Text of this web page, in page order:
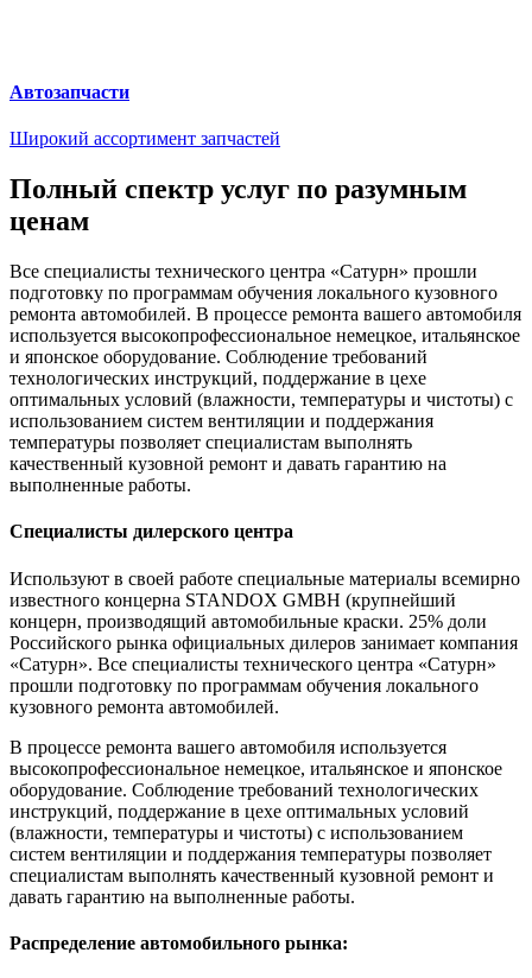
Автозапчасти
Широкий ассортимент запчастей
Полный спектр услуг по разумным
ценам
Все специалисты технического центра «Сатурн» прошли
подготовку по программам обучения локального кузовного
ремонта автомобилей. В процессе ремонта вашего автомобиля
используется высокопрофессиональное немецкое, итальянское
и японское оборудование. Соблюдение требований
технологических инструкций, поддержание в цехе
оптимальных условий (влажности, температуры и чистоты) с
использованием систем вентиляции и поддержания
температуры позволяет специалистам выполнять
качественный кузовной ремонт и давать гарантию на
выполненные работы.
Специалисты дилерского центра
Используют в своей работе специальные материалы всемирно
известного концерна STANDOX GMBH (крупнейший
концерн, производящий автомобильные краски. 25% доли
Российского рынка официальных дилеров занимает компания
«Сатурн». Все специалисты технического центра «Сатурн»
прошли подготовку по программам обучения локального
кузовного ремонта автомобилей.
В процессе ремонта вашего автомобиля используется
высокопрофессиональное немецкое, итальянское и японское
оборудование. Соблюдение требований технологических
инструкций, поддержание в цехе оптимальных условий
(влажности, температуры и чистоты) с использованием
систем вентиляции и поддержания температуры позволяет
специалистам выполнять качественный кузовной ремонт и
давать гарантию на выполненные работы.
Распределение автомобильного рынка: